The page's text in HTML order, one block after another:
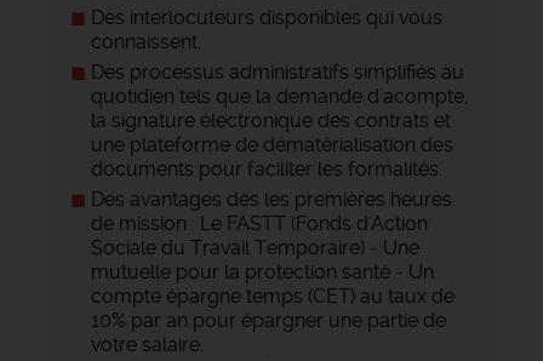
Des interlocuteurs disponibles qui vous
connaissent.
Des processus administratifs simplifiés au
quotidien tels que la demande d'acompte,
la signature électronique des contrats et
une plateforme de dématérialisation des
documents pour faciliter les formalités.
Des avantages dès les premières heures
de mission : Le FASTT (Fonds d'Action
Sociale du Travail Temporaire) - Une
mutuelle pour la protection santé - Un
compte épargne temps (CET) au taux de
10% par an pour épargner une partie de
votre salaire.